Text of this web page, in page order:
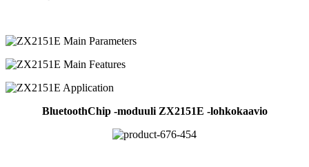
BluetoothChip -moduuli ZX2151E -lohkokaavio